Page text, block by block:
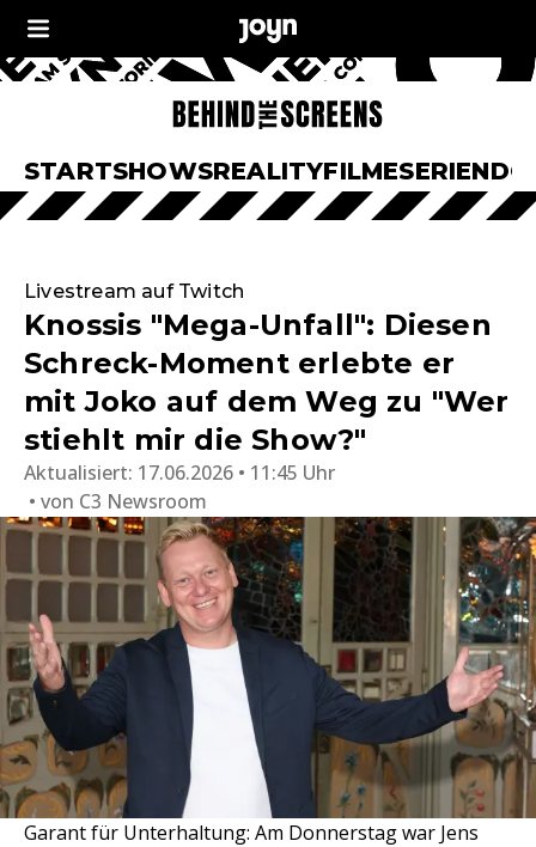
STARTSHOWSREALITYFILMESERIEN
Livestream auf Twitch
Knossis "Mega-Unfall": Diesen
Schreck-Moment erlebte er
mit Joko auf dem Weg zu "Wer
stiehlt mir die Show?"
Aktualisiert: 17.06.2026 • 11:45 Uhr
von C3 Newsroom
Garant für Unterhaltung: Am Donnerstag war Jens